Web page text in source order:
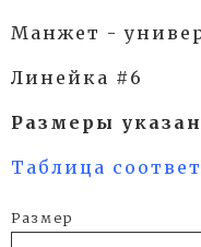
Манжет -
Линейка #6
Размеры
Таблица
Размер